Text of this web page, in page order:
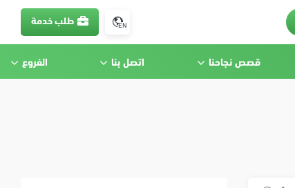
EN طلب خدمة
قصص نجاحنا اتصل بنا الفروع